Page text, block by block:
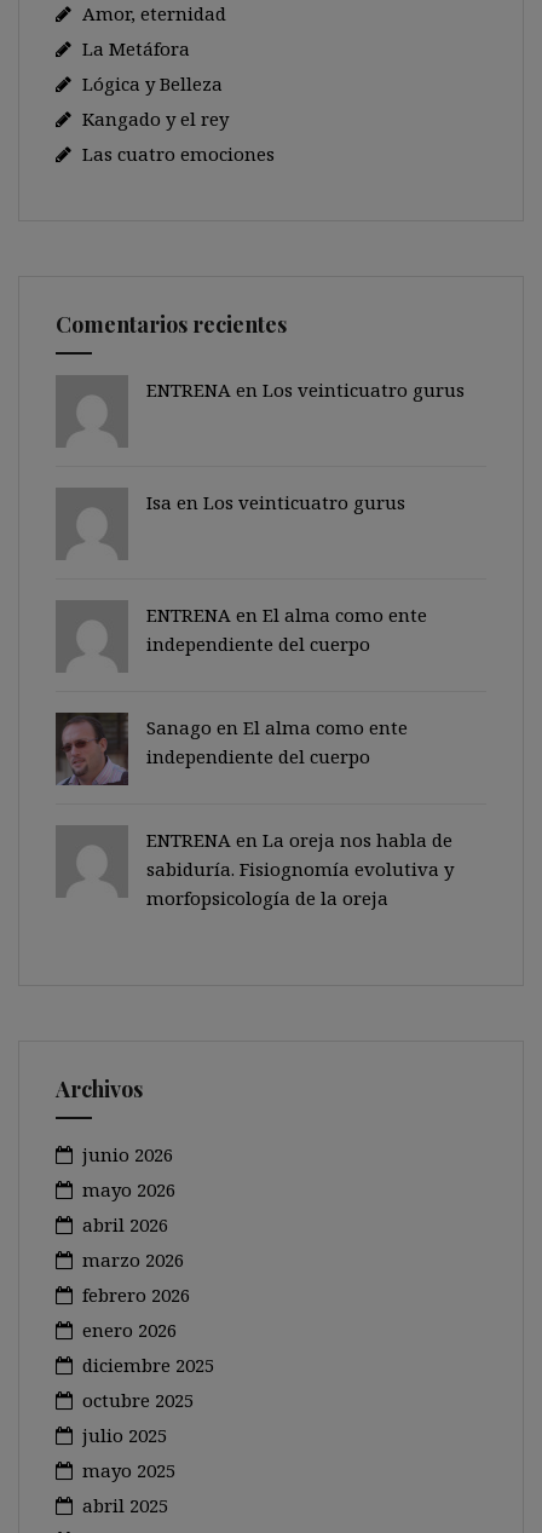
Amor, eternidad
La Metáfora
Lógica y Belleza
Kangado y el rey
Las cuatro emociones
Comentarios recientes
ENTRENA en Los veinticuatro gurus
Isa en Los veinticuatro gurus
ENTRENA en El alma como ente
independiente del cuerpo
Sanago en El alma como ente
independiente del cuerpo
ENTRENA en La oreja nos habla de
sabiduría. Fisiognomía evolutiva y
morfopsicología de la oreja
Archivos
junio 2026
mayo 2026
abril 2026
marzo 2026
febrero 2026
enero 2026
diciembre 2025
octubre 2025
julio 2025
mayo 2025
abril 2025